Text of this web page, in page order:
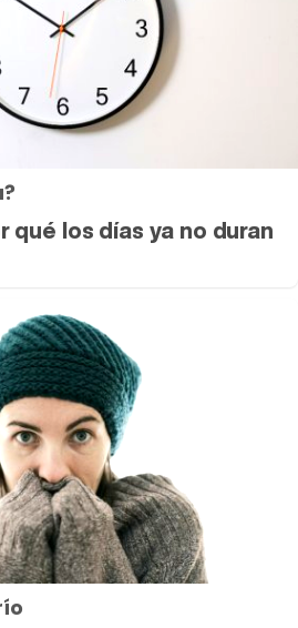
qué los días ya no duran